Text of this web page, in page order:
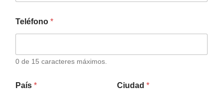
Teléfono *
0 de 15 caracteres máximos.
País * Ciudad *